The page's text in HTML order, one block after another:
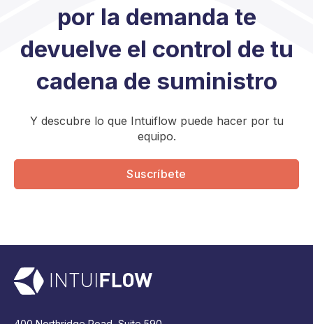
por la demanda te
devuelve el control de tu
cadena de suministro
Y descubre lo que Intuiflow puede hacer por tu
equipo.
Suscríbete